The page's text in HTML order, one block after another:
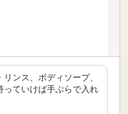
ンス、ボディソープ、
っていけば手ぶらで入れ